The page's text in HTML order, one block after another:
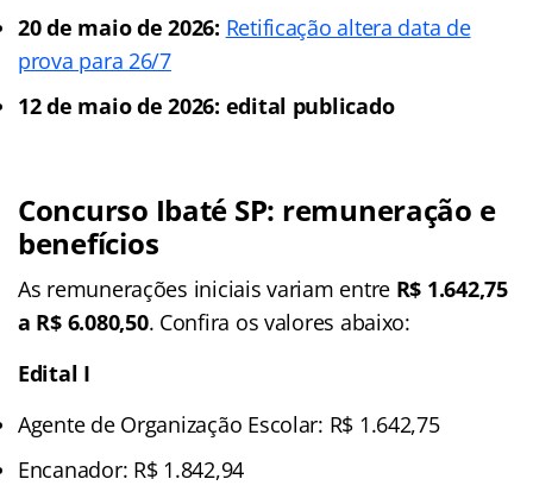
20 de maio de 2026: Retificação altera data de
prova para 26/7
12 de maio de 2026: edital publicado
Concurso Ibaté SP: remuneração e
benefícios
As remunerações iniciais variam entre R$ 1.642,75
a R$ 6.080,50. Confira os valores abaixo:
Edital I
Agente de Organização Escolar: R$ 1.642,75
Encanador: R$ 1.842,94